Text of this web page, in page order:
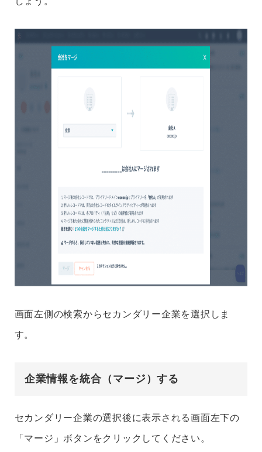
画面左側の検索からセカンダリー企業を選択しま
す。
企業情報を統合（マージ）する
セカンダリー企業の選択後に表示される画面左下の
「マージ」ボタンをクリックしてください。